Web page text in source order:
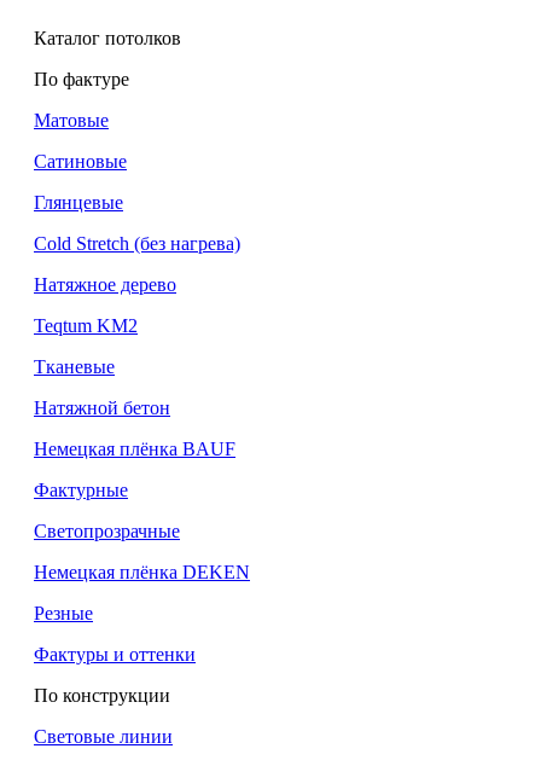
Каталог потолков
По фактуре
Матовые
Сатиновые
Глянцевые
Cold Stretch (без нагрева)
Натяжное дерево
Teqtum KM2
Тканевые
Натяжной бетон
Немецкая плёнка BAUF
Фактурные
Светопрозрачные
Немецкая плёнка DEKEN
Резные
Фактуры и оттенки
По конструкции
Световые линии